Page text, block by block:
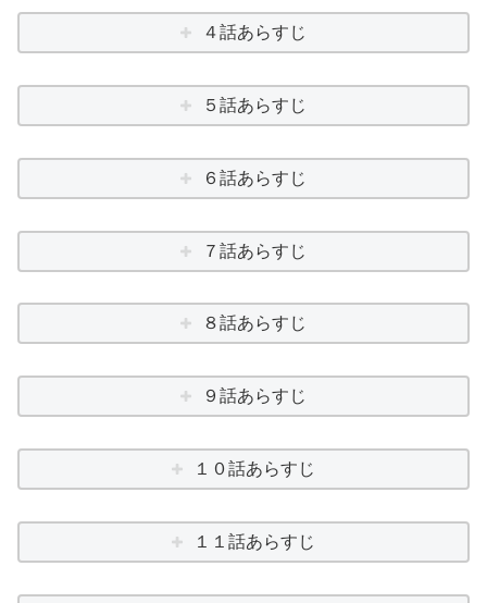
４話あらすじ
５話あらすじ
６話あらすじ
７話あらすじ
８話あらすじ
９話あらすじ
１０話あらすじ
１１話あらすじ